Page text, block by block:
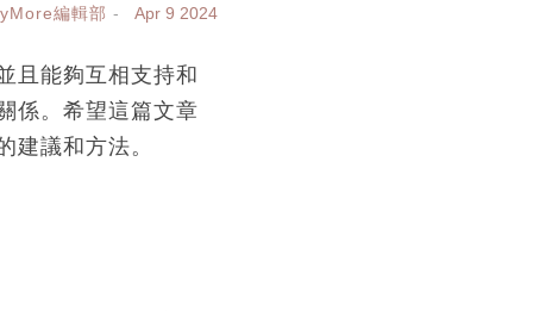
編輯部 Apr 9 2024
且能夠互相支持和
係。希望這篇文章
建議和方法。